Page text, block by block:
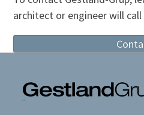
architect or engineer will call